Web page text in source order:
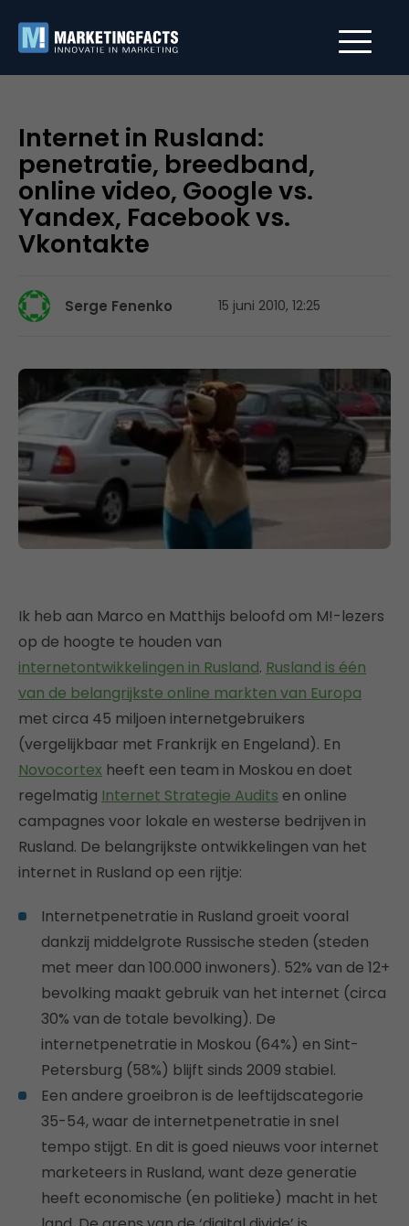
Internet in Rusland:
penetratie, breedband,
online video, Google vs.
Yandex, Facebook vs.
Vkontakte
Serge Fenenko 15 juni 2010, 12:25
Ik heb aan Marco en Matthijs beloofd om M!-lezers
op de hoogte te houden van
internetontwikkelingen in Rusland. Rusland is één
van de belangrijkste online markten van Europa
met circa 45 miljoen internetgebruikers
(vergelijkbaar met Frankrijk en Engeland). En
Novocortex heeft een team in Moskou en doet
regelmatig Internet Strategie Audits en online
campagnes voor lokale en westerse bedrijven in
Rusland. De belangrijkste ontwikkelingen van het
internet in Rusland op een rijtje:
Internetpenetratie in Rusland groeit vooral
dankzij middelgrote Russische steden (steden
met meer dan 100.000 inwoners). 52% van de 12+
bevolking maakt gebruik van het internet (circa
30% van de totale bevolking). De
internetpenetratie in Moskou (64%) en Sint-
Petersburg (58%) blijft sinds 2009 stabiel.
Een andere groeibron is de leeftijdscategorie
35-54, waar de internetpenetratie in snel
tempo stijgt. En dit is goed nieuws voor internet
marketeers in Rusland, want deze generatie
heeft economische (en politieke) macht in het